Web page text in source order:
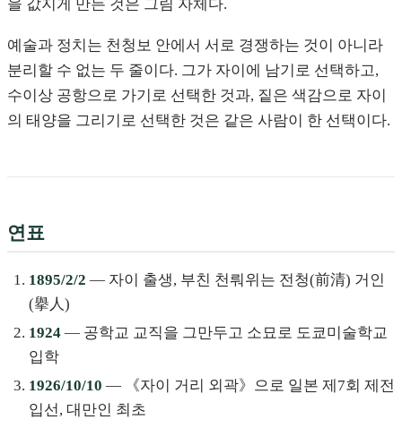
을 값지게 만든 것은 그림 자체다.
예술과 정치는 천청보 안에서 서로 경쟁하는 것이 아니라
분리할 수 없는 두 줄이다. 그가 자이에 남기로 선택하고,
수이상 공항으로 가기로 선택한 것과, 짙은 색감으로 자이
의 태양을 그리기로 선택한 것은 같은 사람이 한 선택이다.
연표
1895/2/2 — 자이 출생, 부친 천뤄위는 전청(前清) 거인
(擧人)
1924 — 공학교 교직을 그만두고 소묘로 도쿄미술학교
입학
1926/10/10 — 《자이 거리 외곽》으로 일본 제7회 제전
입선, 대만인 최초